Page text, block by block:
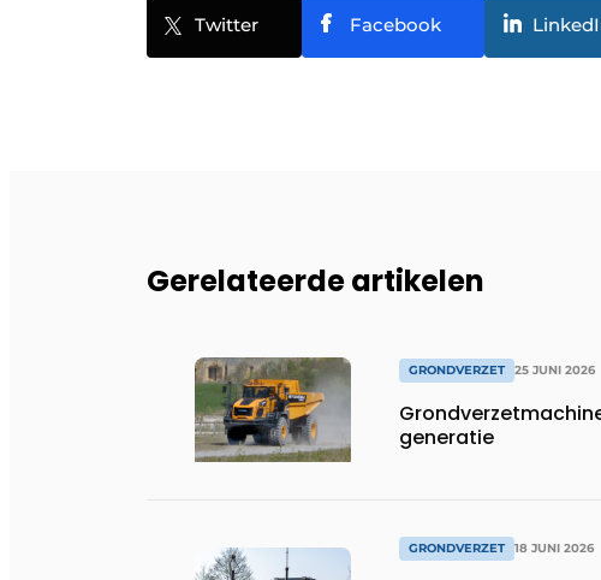
Twitter Facebook
Gerelateerde artikelen
GRONDVERZET 25 JUNI 2026
generatie
GRONDVERZET 18 JUNI 2026